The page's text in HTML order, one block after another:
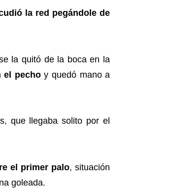
la red pegándole de
la quitó de la boca en la
el pechoy quedó mano a
que llegaba solito por el
el primer palo, situación
goleada.